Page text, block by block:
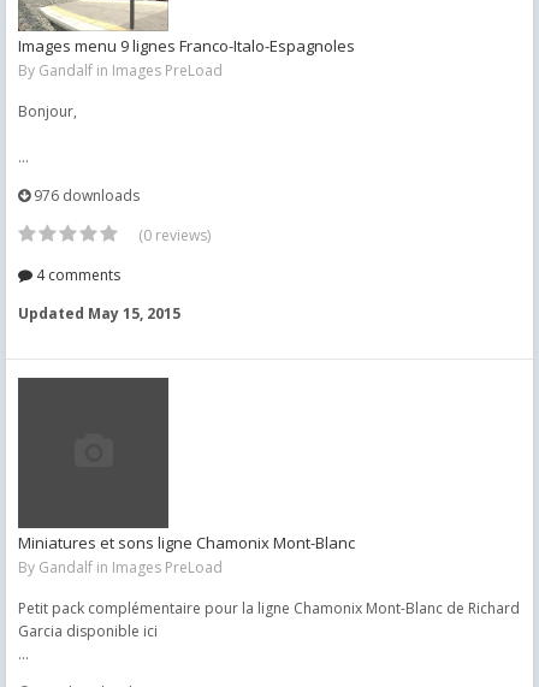
Images menu 9 lignes Franco-Italo-Espagnoles
By Gandalf in Images PreLoad
Bonjour,
...
976 downloads
(0 reviews)
4 comments
Updated May 15, 2015
Miniatures et sons ligne Chamonix Mont-Blanc
By Gandalf in Images PreLoad
Petit pack complémentaire pour la ligne Chamonix Mont-Blanc de Richard
Garcia disponible ici
...